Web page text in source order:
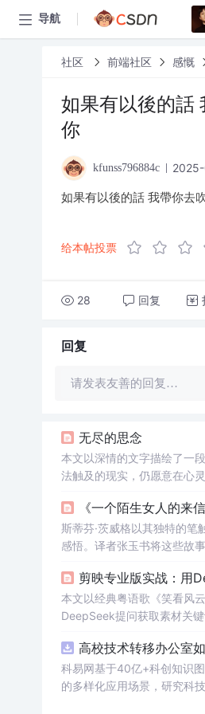
导航
社区 前端社区 感慨
如果有以後的話
你
kfunss796884c
如果有以後的話 我帶你去
给本帖投票
28 回复
回复
请发表友善的回复…
无尽的思念
本文以深情的文字描绘了一
法触及的现实，仍愿意在心
《一个陌生女人的来
斯蒂芬·茨威格以其独特的
感悟。译者张玉书将这些故
剪映专业版实战：用
本文以经典粤语歌《笑看风
DeepSeek提问获取素材关
开启“踩节拍I”生成蓝色节奏
高校技术转移办公室
科易网基于40亿+科创知识
的多样化应用场景，研究科